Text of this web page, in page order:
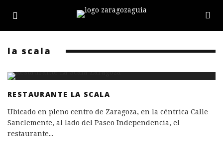
la scala
RESTAURANTE LA SCALA
Ubicado en pleno centro de Zaragoza, en la céntrica Calle
Sanclemente, al lado del Paseo Independencia, el
restaurante...